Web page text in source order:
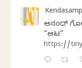
ಆನಂದ್‌
“ಆಟ”
https://